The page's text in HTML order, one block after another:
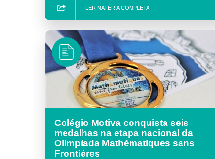
LER MATÉRIA COMPLETA
Colégio Motiva conquista seis
medalhas na etapa nacional da
Olimpíada Mathématiques sans
Frontiéres